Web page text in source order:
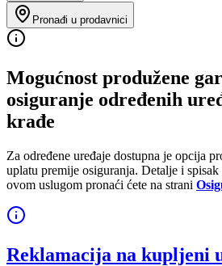
Pronađi u prodavnici
Mogućnost produžene
osiguranje određenih
krađe
Za određene uređaje dostupna je opcija
uplatu premije osiguranja. Detalje i
ovom uslugom pronaći ćete na strani
Reklamacija na kupljeni